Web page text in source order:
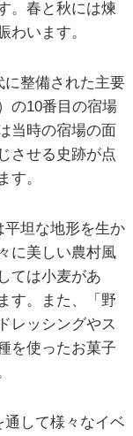
。春と秋には煉
わいます。
に整備された主要
の10番目の宿場
当時の宿場の面
させる史跡が点
す。
平坦な地形を生か
に美しい農村風
ては小麦があ
す。また、「野
レッシングやス
を使ったお菓子
通して様々なイベ